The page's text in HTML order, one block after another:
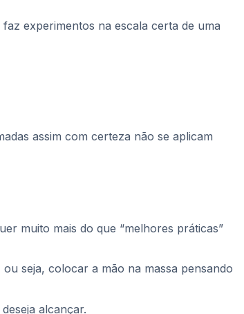
experimentos na escala certa de uma
assim com certeza não se aplicam
muito mais do que “melhores práticas”
seja, colocar a mão na massa pensando
alcançar.